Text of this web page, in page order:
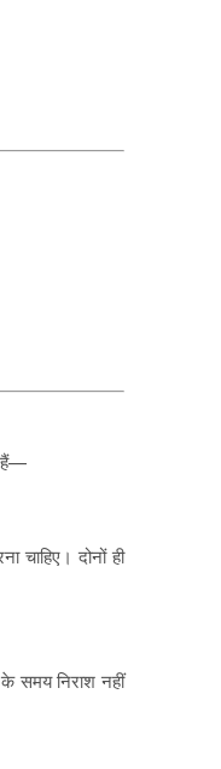
हैं—
चाहिए। दोनों ही
समय निराश नहीं